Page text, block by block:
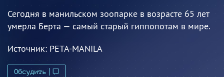
Сегодня в манильском зоопарке в возрасте 65 лет
умерла Берта — самый старый гиппопотам в мире.
Источник:PETA-MANILA
Обсудить